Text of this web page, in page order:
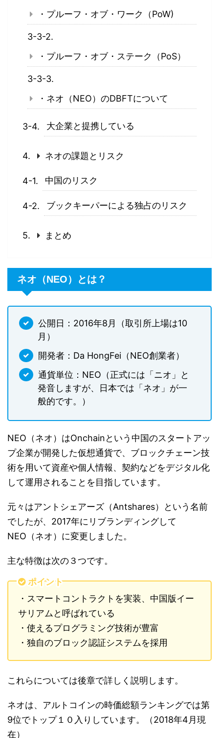
・プルーフ・オブ・ワーク（PoW)
・プルーフ・オブ・ステーク（PoS）
・ネオ（NEO）のDBFTについて
大企業と提携している
ネオの課題とリスク
中国のリスク
ブックキーパーによる独占のリスク
まとめ
ネオ（NEO）とは？
公開日：2016年8月（取引所上場は10
月）
開発者：Da HongFei（NEO創業者）
通貨単位：NEO（正式には「ニオ」と
発音しますが、日本では「ネオ」が一
般的です。）
NEO（ネオ）はOnchainという中国のスタートアッ
プ企業が開発した仮想通貨で、ブロックチェーン技
術を用いて資産や個人情報、契約などをデジタル化
して運用されることを目指しています。
元々はアントシェアーズ（Antshares）という名前
でしたが、2017年にリブランディングして
NEO（ネオ）に変更しました。
主な特徴は次の３つです。
ポイント
・スマートコントラクトを実装、中国版イー
サリアムと呼ばれている
・使えるプログラミング技術が豊富
・独自のブロック認証システムを採用
これらについては後章で詳しく説明します。
ネオは、アルトコインの時価総額ランキングでは第
9位でトップ１０入りしています。（2018年4月現
在）